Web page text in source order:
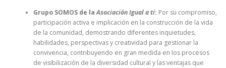
Grupo SOMOS de laAsociación Igual a ti: Por su compromiso,
participación activa e implicación en la construcción de la vida
de la comunidad, demostrando diferentes inquietudes,
habilidades, perspectivas y creatividad para gestionar la
convivencia, contribuyendo en gran medida en los procesos
de visibilización de la diversidad cultural y las ventajas que